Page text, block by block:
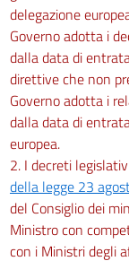
delegazione
Governo adotta i
dalla data di
direttive che non
Governo adotta i
dalla data di
europea.
2. I decreti
della legge 23
del Consiglio dei
Ministro con
con i Ministri degli